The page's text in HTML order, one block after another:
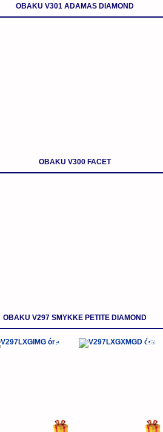
OBAKU V301 ADAMAS DIAMOND
OBAKU V300 FACET
OBAKU V297 SMYKKE PETITE DIAMOND
-5% -5%